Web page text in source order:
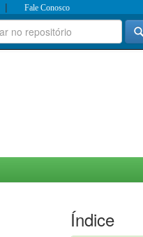
| Fale Conosco
Índice